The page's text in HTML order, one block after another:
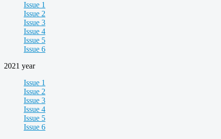
Issue 1
Issue 2
Issue 3
Issue 4
Issue 5
Issue 6
2021 year
Issue 1
Issue 2
Issue 3
Issue 4
Issue 5
Issue 6